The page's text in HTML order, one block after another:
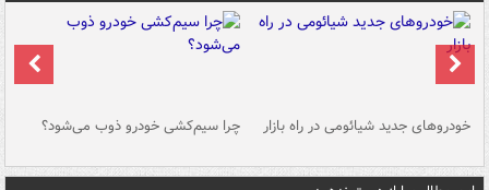
خودروهای جدید شیائومی در راه بازار چرا سیم‌کشی خودرو ذوب می‌شود؟